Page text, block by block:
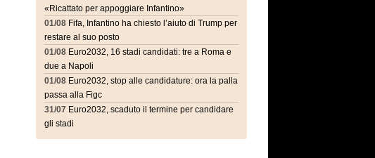
«Ricattato per appoggiare Infantino»
01/08 Fifa, Infantino ha chiesto l’aiuto di Trump per
restare al suo posto
01/08 Euro2032, 16 stadi candidati: tre a Roma e
due a Napoli
01/08 Euro2032, stop alle candidature: ora la palla
passa alla Figc
31/07 Euro2032, scaduto il termine per candidare
gli stadi